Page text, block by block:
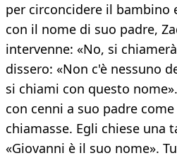
per circoncidere il bambino
con il nome di suo padre,
intervenne: «No, si
dissero: «Non c'è nessuno
si chiami con questo
con cenni a suo padre
chiamasse. Egli chiese una
«Giovanni è il suo nome».